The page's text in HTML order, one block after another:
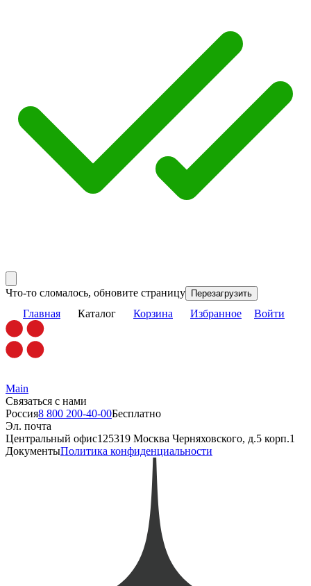
Что-то сломалось, обновите страницу Перезагрузить
Главная Каталог Корзина Избранное Войти
Main
Связаться с нами
Россия8 800 200-40-00Бесплатно
Эл. почта
Центральный офис125319 Москва Черняховского, д.5 корп.1
ДокументыПолитика конфиденциальности